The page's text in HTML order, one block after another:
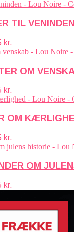
TIL VENINDEN
kr.
OM
kr.
OM
kr.
OM
kr.